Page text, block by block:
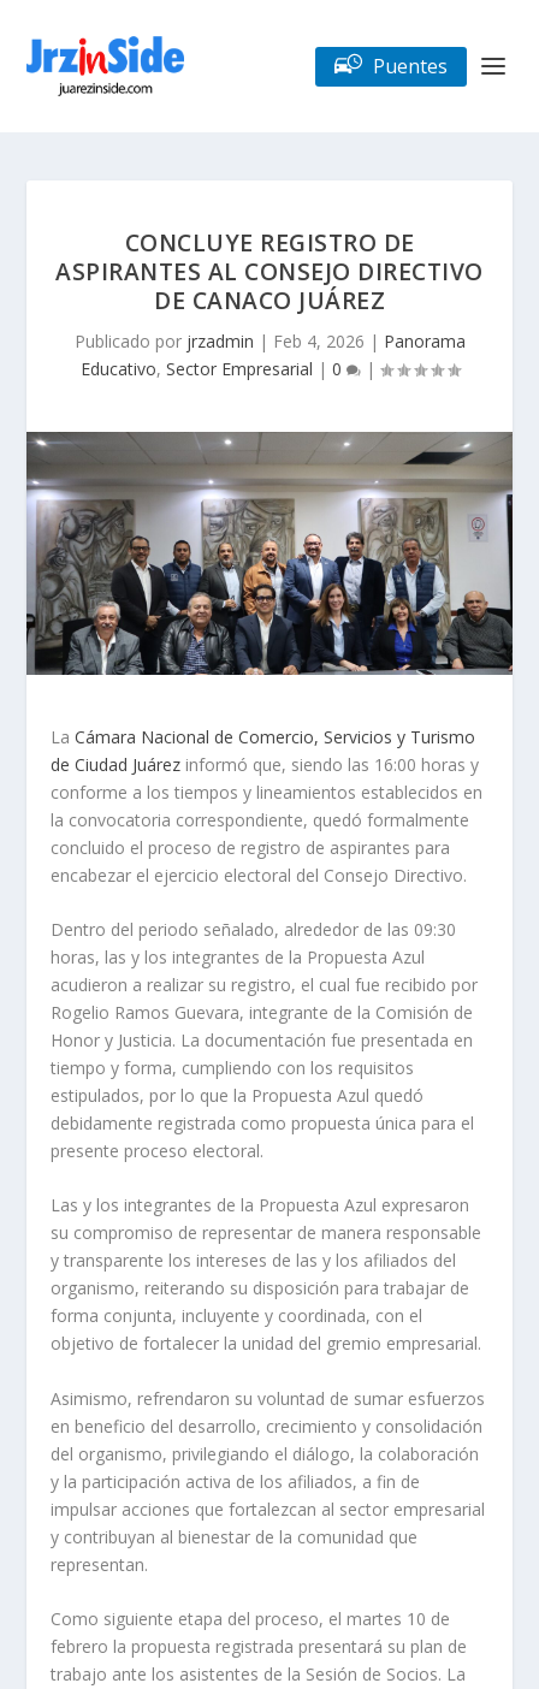
Puentes
CONCLUYE REGISTRO DE
ASPIRANTES AL CONSEJO DIRECTIVO
DE CANACO JUÁREZ
Publicado por jrzadmin | Feb 4, 2026 | Panorama
Educativo, Sector Empresarial | 0 |
LaCámara Nacional de Comercio, Servicios y Turismo
de Ciudad Juárez informó que, siendo las 16:00 horas y
conforme a los tiempos y lineamientos establecidos en
la convocatoria correspondiente, quedó formalmente
concluido el proceso de registro de aspirantes para
encabezar el ejercicio electoral del Consejo Directivo.
Dentro del periodo señalado, alrededor de las 09:30
horas, las y los integrantes de la Propuesta Azul
acudieron a realizar su registro, el cual fue recibido por
Rogelio Ramos Guevara, integrante de la Comisión de
Honor y Justicia. La documentación fue presentada en
tiempo y forma, cumpliendo con los requisitos
estipulados, por lo que la Propuesta Azul quedó
debidamente registrada como propuesta única para el
presente proceso electoral.
Las y los integrantes de la Propuesta Azul expresaron
su compromiso de representar de manera responsable
y transparente los intereses de las y los afiliados del
organismo, reiterando su disposición para trabajar de
forma conjunta, incluyente y coordinada, con el
objetivo de fortalecer la unidad del gremio empresarial.
Asimismo, refrendaron su voluntad de sumar esfuerzos
en beneficio del desarrollo, crecimiento y consolidación
del organismo, privilegiando el diálogo, la colaboración
y la participación activa de los afiliados, a fin de
impulsar acciones que fortalezcan al sector empresarial
y contribuyan al bienestar de la comunidad que
representan.
Como siguiente etapa del proceso, el martes 10 de
febrero la propuesta registrada presentará su plan de
trabajo ante los asistentes de la Sesión de Socios. La